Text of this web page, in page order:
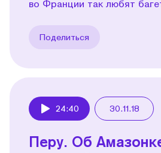
во Франции так любят
Поделиться
24:40 30.11.18
Перу. Об